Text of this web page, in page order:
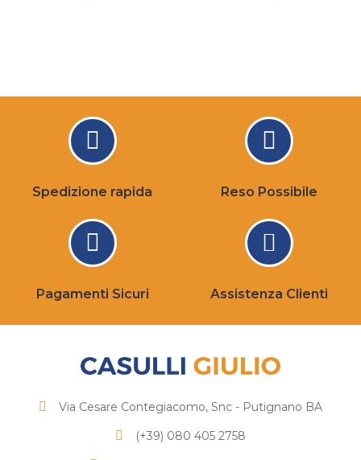
Spedizione rapida Reso Possibile
Pagamenti Sicuri Assistenza Clienti
Via Cesare Contegiacomo, Snc - Putignano BA
(+39) 080 405 2758